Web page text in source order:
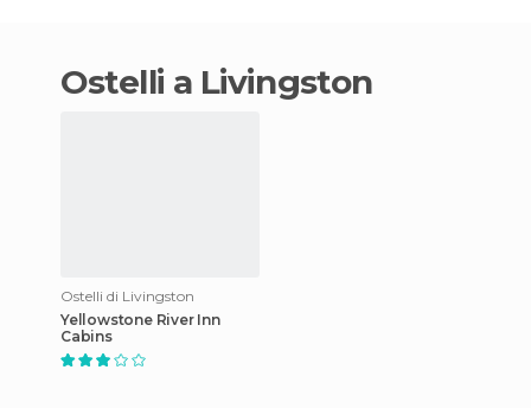
ostelli a Livingston
Ostelli di Livingston
Yellowstone River Inn
Cabins